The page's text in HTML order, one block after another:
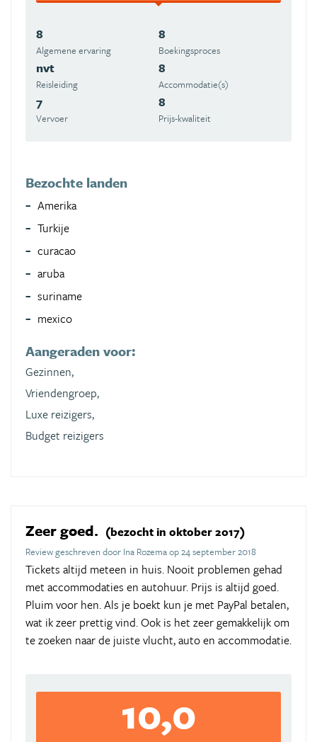
8
Algemene ervaring
8
Boekingsproces
nvt
Reisleiding
8
Accommodatie(s)
7
Vervoer
8
Prijs-kwaliteit
Bezochte landen
Amerika
Turkije
curacao
aruba
suriname
mexico
Aangeraden voor:
Gezinnen,
Vriendengroep,
Luxe reizigers,
Budget reizigers
Zeer goed. (bezocht in oktober 2017)
Review geschreven door Ina Rozema op 24 september 2018
Tickets altijd meteen in huis. Nooit problemen gehad
met accommodaties en autohuur. Prijs is altijd goed.
Pluim voor hen. Als je boekt kun je met PayPal betalen,
wat ik zeer prettig vind. Ook is het zeer gemakkelijk om
te zoeken naar de juiste vlucht, auto en accommodatie.
10,0